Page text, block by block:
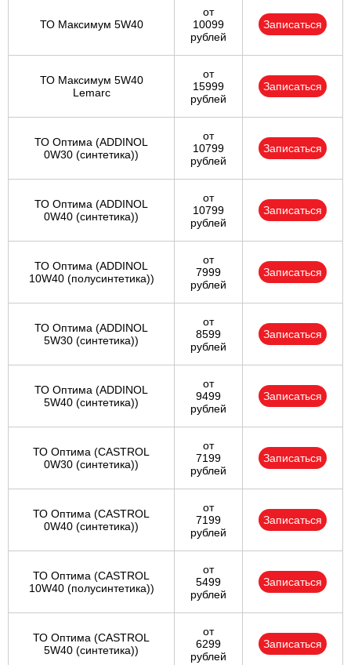
ТО Максимум 5W40
от
10099
рублей
Записаться
ТО Максимум 5W40
Lemarc
от
15999
рублей
Записаться
ТО Оптима (ADDINOL
0W30 (синтетика))
от
10799
рублей
Записаться
ТО Оптима (ADDINOL
0W40 (синтетика))
от
10799
рублей
Записаться
ТО Оптима (ADDINOL
10W40 (полусинтетика))
от
7999
рублей
Записаться
ТО Оптима (ADDINOL
5W30 (синтетика))
от
8599
рублей
Записаться
ТО Оптима (ADDINOL
5W40 (синтетика))
от
9499
рублей
Записаться
ТО Оптима (CASTROL
0W30 (синтетика))
от
7199
рублей
Записаться
ТО Оптима (CASTROL
0W40 (синтетика))
от
7199
рублей
Записаться
ТО Оптима (CASTROL
10W40 (полусинтетика))
от
5499
рублей
Записаться
ТО Оптима (CASTROL
5W40 (синтетика))
от
6299
рублей
Записаться